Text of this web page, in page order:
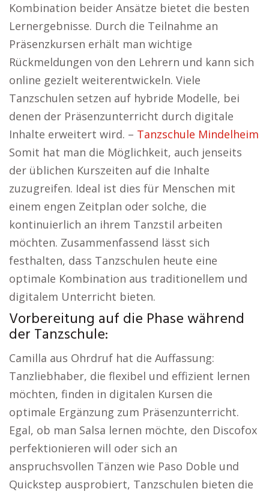
Kombination beider Ansätze bietet die besten
Lernergebnisse. Durch die Teilnahme an
Präsenzkursen erhält man wichtige
Rückmeldungen von den Lehrern und kann sich
online gezielt weiterentwickeln. Viele
Tanzschulen setzen auf hybride Modelle, bei
denen der Präsenzunterricht durch digitale
Inhalte erweitert wird. – Tanzschule Mindelheim
Somit hat man die Möglichkeit, auch jenseits
der üblichen Kurszeiten auf die Inhalte
zuzugreifen. Ideal ist dies für Menschen mit
einem engen Zeitplan oder solche, die
kontinuierlich an ihrem Tanzstil arbeiten
möchten. Zusammenfassend lässt sich
festhalten, dass Tanzschulen heute eine
optimale Kombination aus traditionellem und
digitalem Unterricht bieten.
Vorbereitung auf die Phase während
der Tanzschule:
Camilla aus Ohrdruf hat die Auffassung:
Tanzliebhaber, die flexibel und effizient lernen
möchten, finden in digitalen Kursen die
optimale Ergänzung zum Präsenzunterricht.
Egal, ob man Salsa lernen möchte, den Discofox
perfektionieren will oder sich an
anspruchsvollen Tänzen wie Paso Doble und
Quickstep ausprobiert, Tanzschulen bieten die